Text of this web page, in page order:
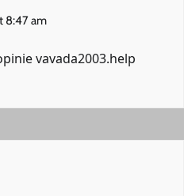
8:47 am
vavada2003.help